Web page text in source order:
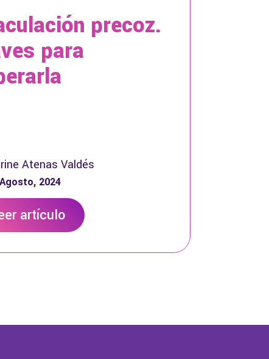
precoz.
para
Atenas Valdés
2024
artículo